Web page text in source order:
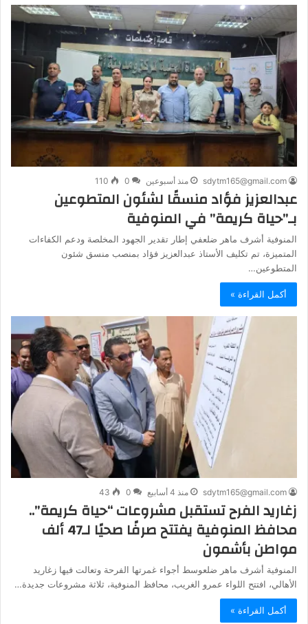
sdytm165@gmail.com منذ أسبوعين 0
110
عبدالعزيز فؤاد منسقًا لشئون المتطوعين
بـ”حياة كريمة” في المنوفية
المنوفية أشرف ماهر ضلعفي إطار تقدير الجهود المخلصة ودعم الكفاءات
المتميزة، تم تكليف الأستاذ عبدالعزيز فؤاد بمنصب منسق شئون
المتطوعين…
أكمل القراءة »
sdytm165@gmail.com منذ 4 أسابيع 0
43
زغاريد الفرح تستقبل مشروعات “حياة كريمة”..
محافظ المنوفية يفتتح صرفًا صحيًا لـ47 ألف
مواطن بأشمون
المنوفية أشرف ماهر ضلعوسط أجواء غمرتها الفرحة وتعالت فيها زغاريد
الأهالي، افتتح اللواء عمرو الغريب، محافظ المنوفية، ثلاثة مشروعات جديدة…
أكمل القراءة »